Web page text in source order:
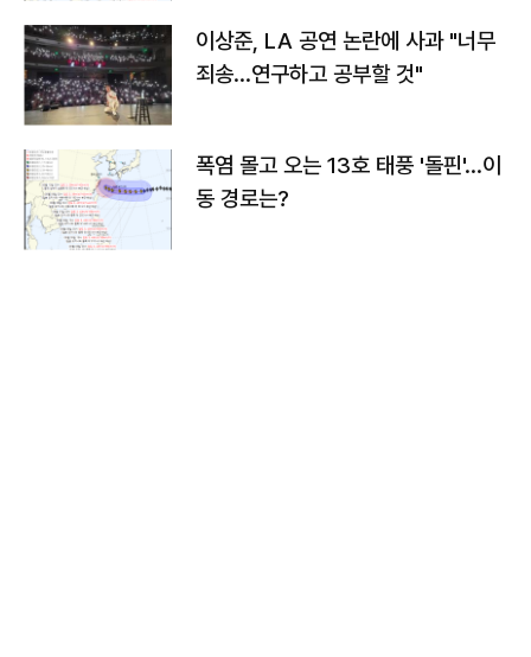
이상준, LA 공연 논란에 사과 "너무
죄송…연구하고 공부할 것"
폭염 몰고 오는 13호 태풍 '돌핀'…이
동 경로는?